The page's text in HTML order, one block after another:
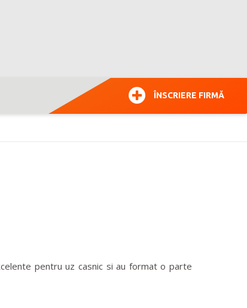
ÎNSCRIERE FIRMĂ
pentru uz casnic si au format o parte